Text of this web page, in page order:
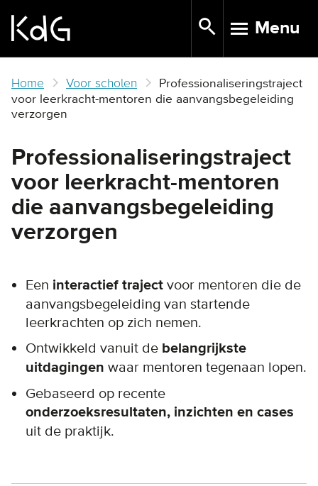
main
TOGGLE
Menu
Home Voor scholen
Professionaliseringstraject
voor leerkracht-mentoren die aanvangsbegeleiding
verzorgen
Professionaliseringstraject
voor leerkracht-mentoren
die aanvangsbegeleiding
verzorgen
Een interactief traject voor mentoren die de
aanvangsbegeleiding van startende
leerkrachten op zich nemen.
Ontwikkeld vanuit de belangrijkste
uitdagingen waar mentoren tegenaan lopen.
Gebaseerd op recente
onderzoeksresultaten, inzichten en cases
uit de praktijk.